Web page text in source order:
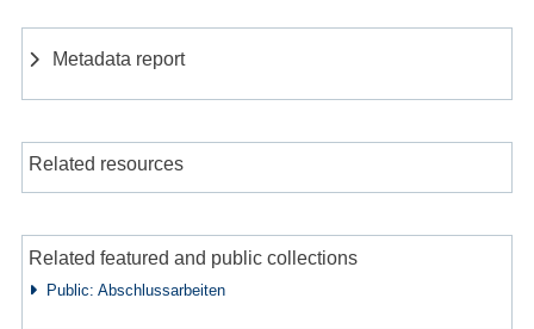
Metadata report
Related resources
Related featured and public collections
Public: Abschlussarbeiten